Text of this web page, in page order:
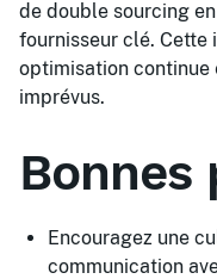
de double sourcing
fournisseur clé. Cette
optimisation
imprévus.
Bonnes
Encouragez une
communication